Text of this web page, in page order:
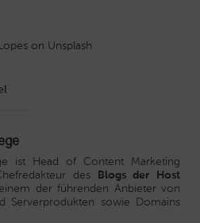
on Unsplash
ist Head of Content Marketing
des Blogs der Host
der führenden Anbieter von
Serverprodukten sowie Domains